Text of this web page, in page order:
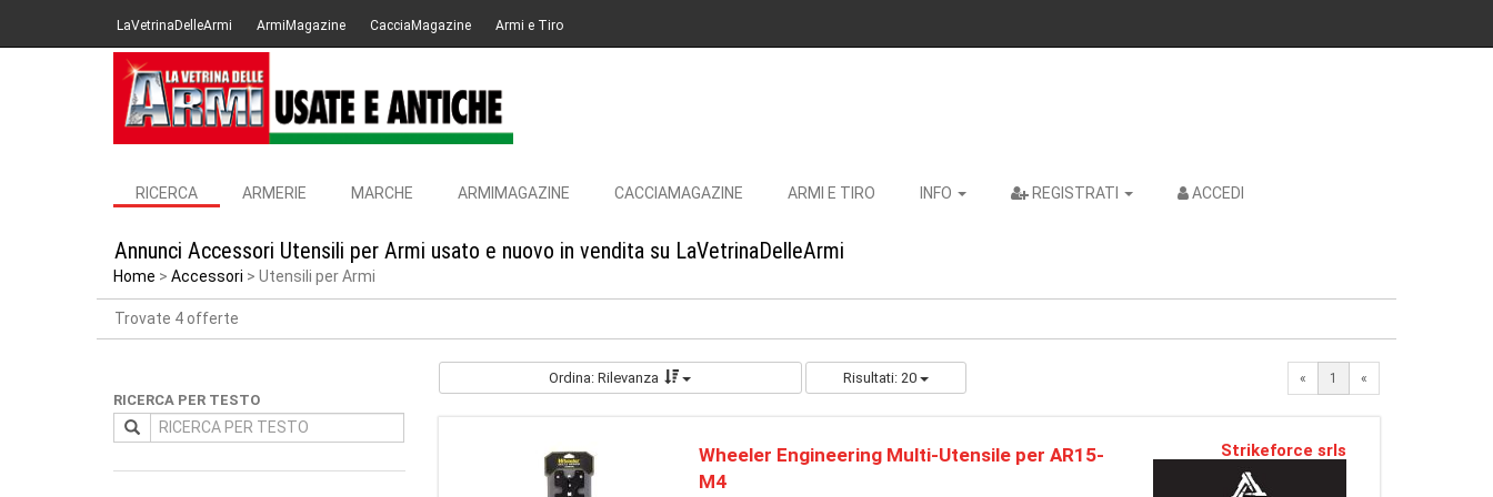
LaVetrinaDelleArmi ArmiMagazine CacciaMagazine Armi e Tiro
RICERCA ARMERIE MARCHE ARMIMAGAZINE CACCIAMAGAZINE ARMI E TIRO INFO REGISTRATI ACCEDI
Annunci Accessori Utensili per Armi usato e nuovo in vendita su LaVetrinaDelleArmi
Home Accessori Utensili per Armi
Trovate 4 offerte
RICERCA PER TESTO
Ordina: Rilevanza Risultati: 20 « 1 «
Wheeler Engineering Multi-Utensile per AR15-
M4
Strikeforce srls